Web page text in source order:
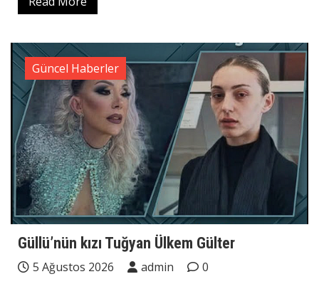
Güncel Haberler
Güllü’nün kızı Tuğyan Ülkem Gülter
5 Ağustos 2026 admin
0